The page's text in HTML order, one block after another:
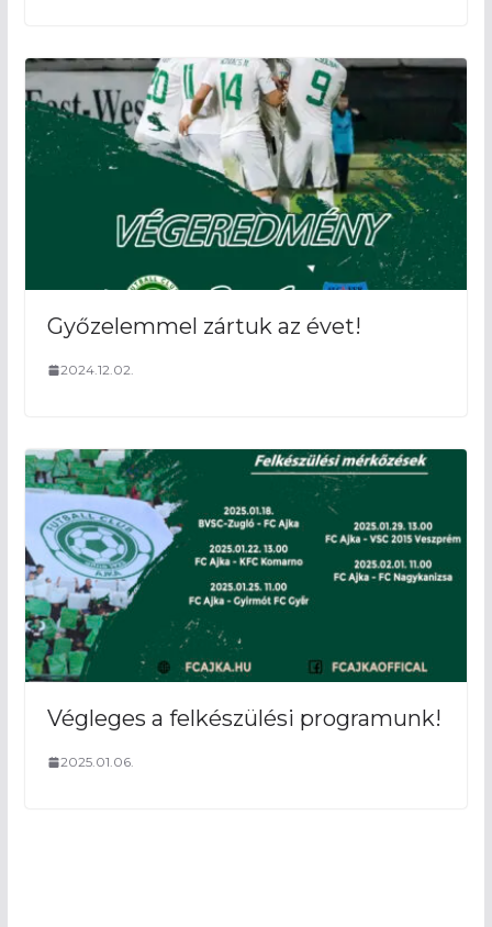
Győzelemmel zártuk az évet!
2024.12.02.
Végleges a felkészülési programunk!
2025.01.06.